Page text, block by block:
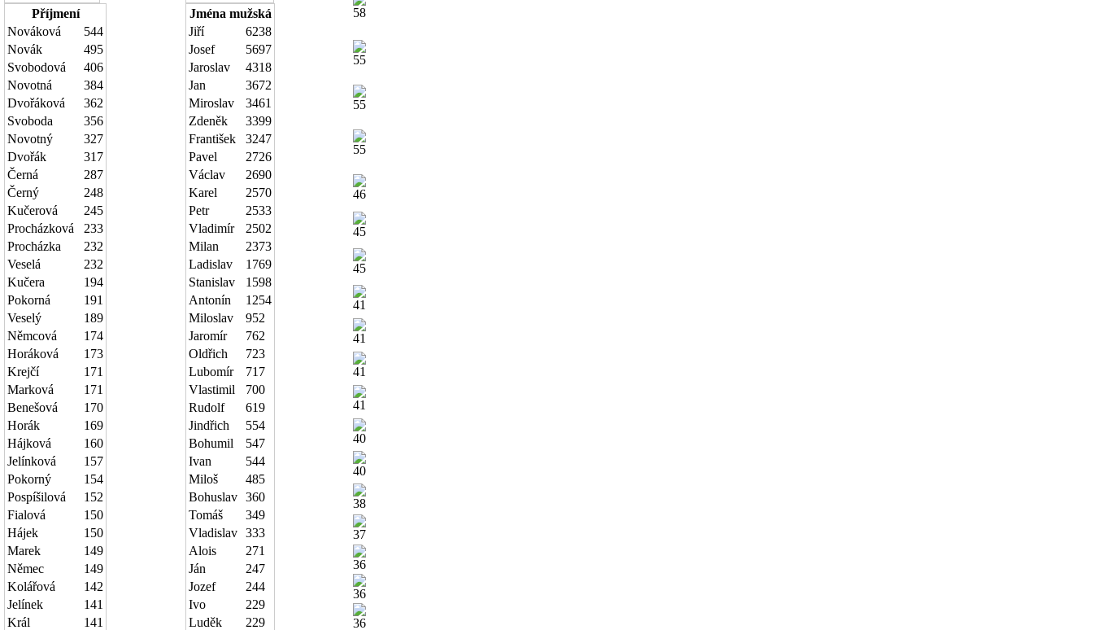
Příjmení
Nováková
544
Novák
495
Svobodová
406
Novotná
384
Dvořáková
362
Svoboda
356
Novotný
327
Dvořák
317
Černá
287
Černý
248
Kučerová
245
Procházková
233
Procházka
232
Veselá
232
Kučera
194
Pokorná
191
Veselý
189
Němcová
174
Horáková
173
Krejčí
171
Marková
171
Benešová
170
Horák
169
Hájková
160
Jelínková
157
Pokorný
154
Pospíšilová
152
Fialová
150
Hájek
150
Marek
149
Němec
149
Kolářová
142
Jelínek
141
Král
141
Jména mužská
Jiří
6238
Josef
5697
Jaroslav
4318
Jan
3672
Miroslav
3461
Zdeněk
3399
František
3247
Pavel
2726
Václav
2690
Karel
2570
Petr
2533
Vladimír
2502
Milan
2373
Ladislav
1769
Stanislav
1598
Antonín
1254
Miloslav
952
Jaromír
762
Oldřich
723
Lubomír
717
Vlastimil
700
Rudolf
619
Jindřich
554
Bohumil
547
Ivan
544
Miloš
485
Bohuslav 360
Tomáš
349
Vladislav 333
Alois
271
Ján
247
Jozef
244
Ivo
229
Luděk
229